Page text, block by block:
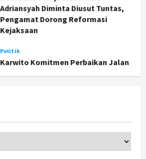
Agustus 5, 2026
Karwito Komitmen Perbaikan Jalan
Desa Sidomukti dengan Cor Beton
Bertahap
Agustus 6, 2026